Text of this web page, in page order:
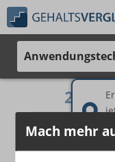
Ort
2.950
Mach mehr